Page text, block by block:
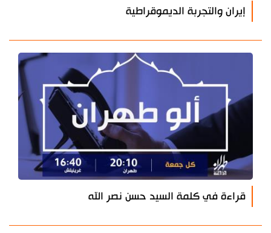
إيران والتجربة الديموقراطية
قراءة في كلمة السيد حسن نصر الله